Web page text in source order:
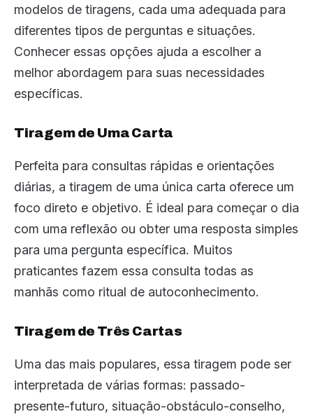
modelos de tiragens, cada uma adequada para
diferentes tipos de perguntas e situações.
Conhecer essas opções ajuda a escolher a
melhor abordagem para suas necessidades
específicas.
Tiragem de Uma Carta
Perfeita para consultas rápidas e orientações
diárias, a tiragem de uma única carta oferece um
foco direto e objetivo. É ideal para começar o dia
com uma reflexão ou obter uma resposta simples
para uma pergunta específica. Muitos
praticantes fazem essa consulta todas as
manhãs como ritual de autoconhecimento.
Tiragem de Três Cartas
Uma das mais populares, essa tiragem pode ser
interpretada de várias formas: passado-
presente-futuro, situação-obstáculo-conselho,